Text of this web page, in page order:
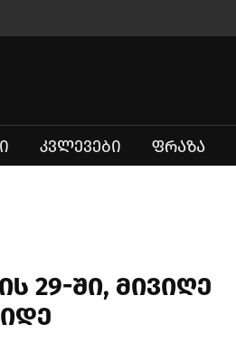
ᲙᲕᲚᲔᲕᲔᲑᲘ ᲤᲠᲐᲖᲐ
29-ში, მივიღე